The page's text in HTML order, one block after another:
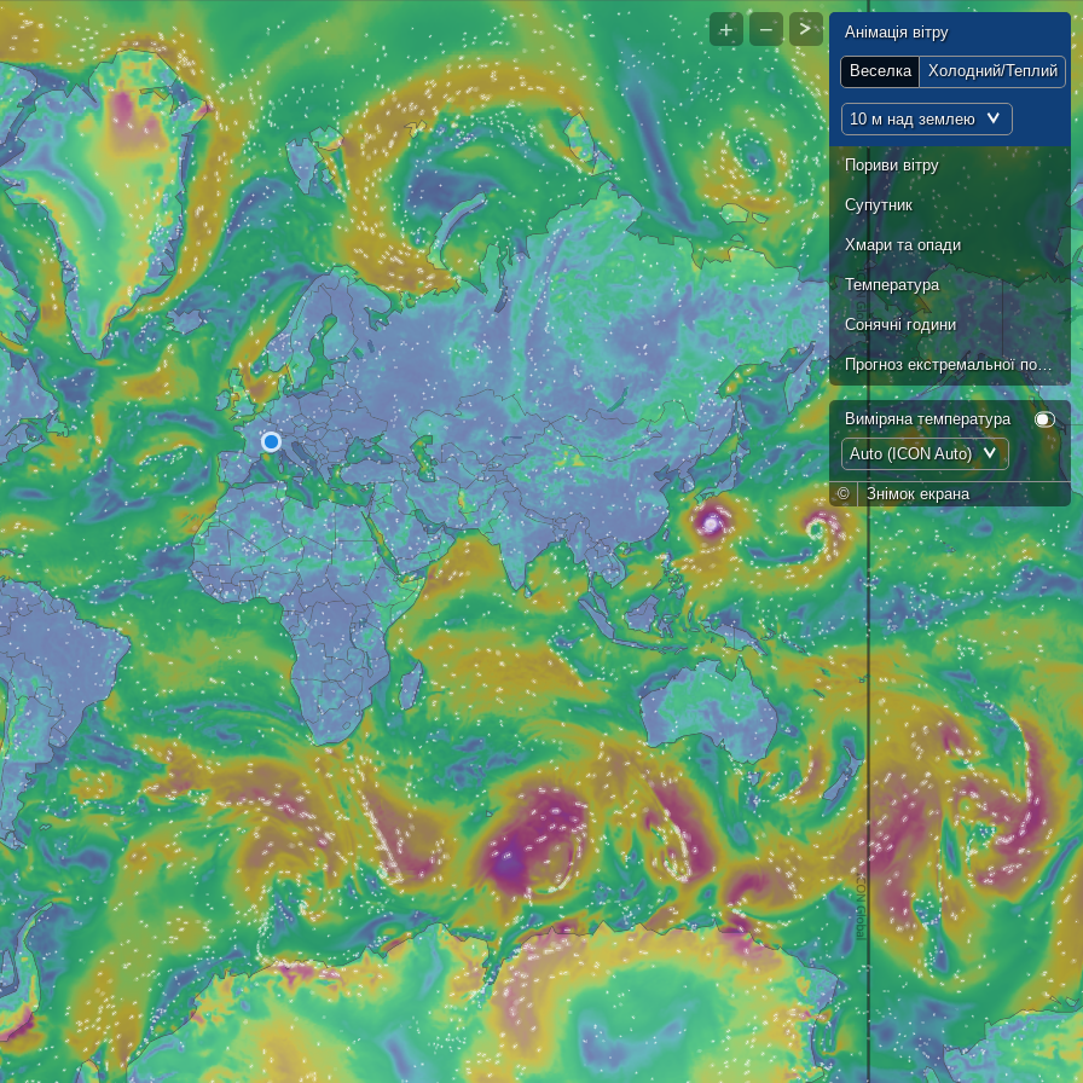
Виміряна температура
Auto (ICON Auto)
© Знімок екрана
Анімація вітру
Веселка Холодний/Теплий
10 м над землею
Пориви вітру
Супутник
Хмари та опади
Температура
Сонячні години
Прогноз екстремальної погоди
+ −